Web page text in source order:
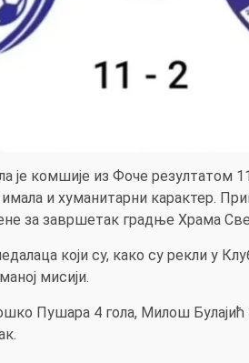
је комшије из Фоче резултатом
и хуманитарни карактер.
за завршетак градње Храма
који су, како су рекли у
мисији.
Пушара 4 гола, Милош